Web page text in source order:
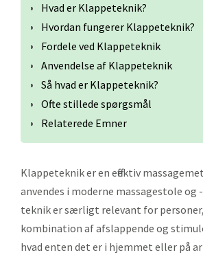
Hvad er Klappeteknik?
Hvordan fungerer Klappeteknik?
Fordele ved Klappeteknik
Anvendelse af Klappeteknik
Så hvad er Klappeteknik?
Ofte stillede spørgsmål
Relaterede Emner
Klappeteknik er en effektiv
anvendes i moderne massagestole og
teknik er særligt relevant for
kombination af afslappende og
hvad enten det er i hjemmet eller på